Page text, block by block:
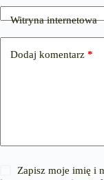
Witryna internetowa
Dodaj komentarz *
Zapisz moje imię i